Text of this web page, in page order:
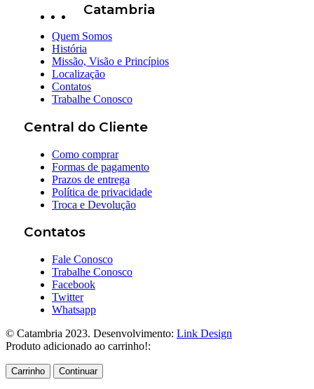
Catambria
Quem Somos
História
Missão, Visão e Princípios
Localização
Contatos
Trabalhe Conosco
Central do Cliente
Como comprar
Formas de pagamento
Prazos de entrega
Política de privacidade
Troca e Devolução
Contatos
Fale Conosco
Trabalhe Conosco
Facebook
Twitter
Whatsapp
© Catambria 2023. Desenvolvimento: Link Design
Produto adicionado ao carrinho!:
Carrinho Continuar